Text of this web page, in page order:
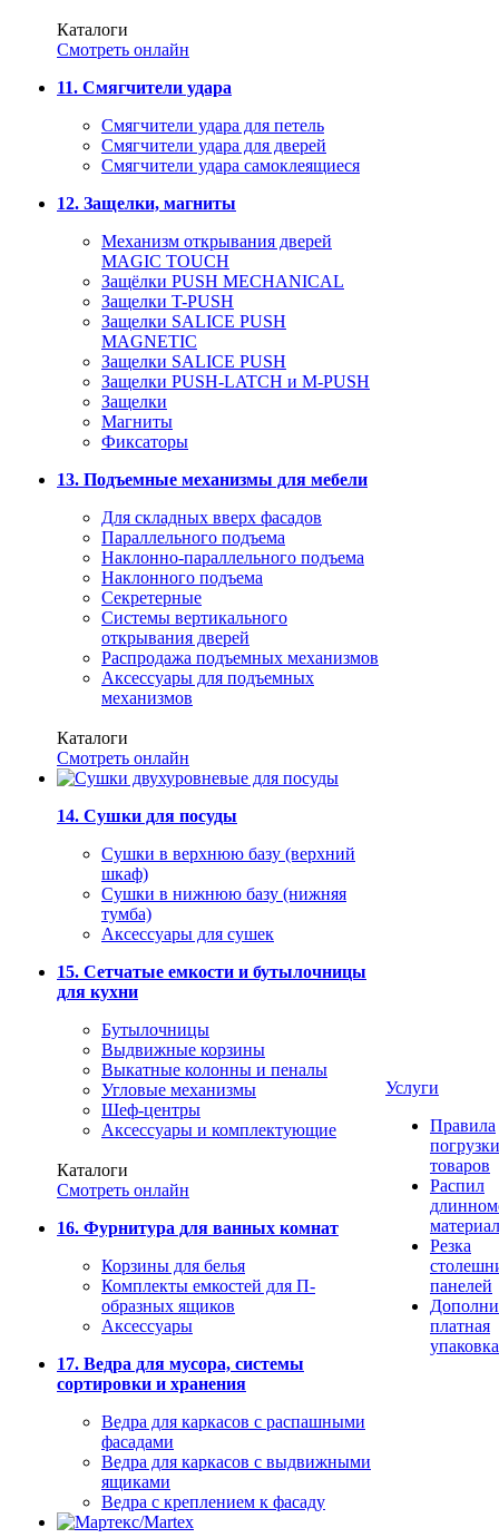
Каталоги
Смотреть онлайн
11. Смягчители удара
Смягчители удара для петель
Смягчители удара для дверей
Cмягчители удара самоклеящиеся
12. Защелки, магниты
Механизм открывания дверей
MAGIC TOUCH
Защёлки PUSH MECHANICAL
Защелки T-PUSH
Защелки SALICE PUSH
MAGNETIC
Защелки SALICE PUSH
Защелки PUSH-LATCH и M-PUSH
Защелки
Магниты
Фиксаторы
13. Подъемные механизмы для мебели
Для складных вверх фасадов
Параллельного подъема
Наклонно-параллельного подъема
Наклонного подъема
Секретерные
Системы вертикального
открывания дверей
Распродажа подъемных механизмов
Аксессуары для подъемных
механизмов
Каталоги
Смотреть онлайн
14. Сушки для посуды
Сушки в верхнюю базу (верхний
шкаф)
Сушки в нижнюю базу (нижняя
тумба)
Аксессуары для сушек
15. Сетчатые емкости и бутылочницы
для кухни
Бутылочницы
Выдвижные корзины
Выкатные колонны и пеналы
Угловые механизмы
Шеф-центры
Аксессуары и комплектующие
Каталоги
Смотреть онлайн
16. Фурнитура для ванных комнат
Корзины для белья
Комплекты емкостей для П-
образных ящиков
Аксессуары
17. Ведра для мусора, системы
сортировки и хранения
Ведра для каркасов с распашными
фасадами
Ведра для каркасов с выдвижными
ящиками
Ведра с креплением к фасаду
Услуги
Правила
погрузки
товаров
Распил
Резка
панелей
платная
упаковка